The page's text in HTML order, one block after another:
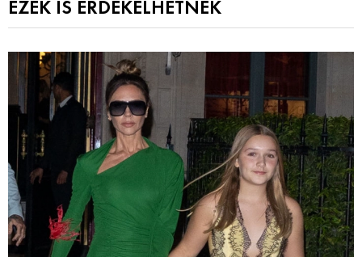
EZEK IS ÉRDEKELHETNEK